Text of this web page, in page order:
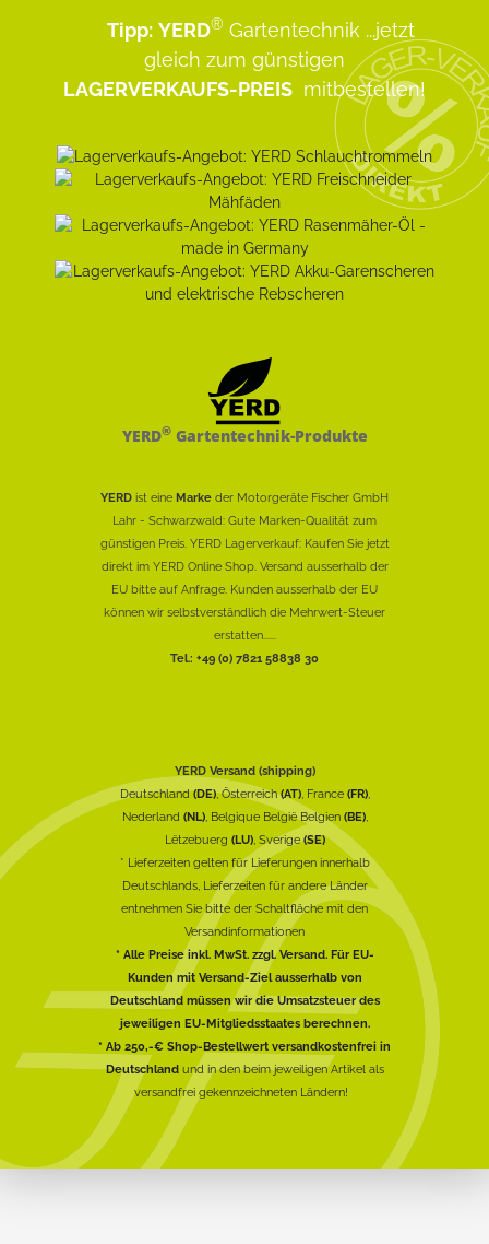
Tipp: YERD® Gartentechnik ...jetzt
gleich zum günstigen
LAGERVERKAUFS-PREIS mitbestellen!
YERD®Gartentechnik-Produkte
YERD ist eine Marke der Motorgeräte Fischer GmbH
Lahr - Schwarzwald: Gute Marken-Qualität zum
günstigen Preis. YERD Lagerverkauf: Kaufen Sie jetzt
direkt im YERD Online Shop. Versand ausserhalb der
EU bitte auf Anfrage. Kunden ausserhalb der EU
können wir selbstverständlich die Mehrwert-Steuer
erstatten......
Tel.: +49 (0) 7821 58838 30
YERD Versand (shipping)
Deutschland(DE), Österreich(AT), France (FR),
Nederland (NL), Belgique België Belgien (BE),
Lëtzebuerg (LU), Sverige(SE)
* Lieferzeiten gelten für Lieferungen innerhalb
Deutschlands, Lieferzeiten für andere Länder
entnehmen Sie bitte der Schaltfläche mit den
Versandinformationen
* Alle Preise inkl. MwSt. zzgl. Versand. Für EU-
Kunden mit Versand-Ziel ausserhalb von
Deutschland müssen wir die Umsatzsteuer des
jeweiligen EU-Mitgliedsstaates berechnen.
* Ab 250,-€ Shop-Bestellwert versandkostenfrei in
Deutschlandund in den beim jeweiligen Artikel als
versandfrei gekennzeichneten Ländern!